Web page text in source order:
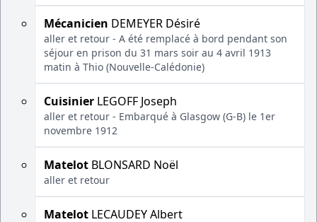
Mécanicien DEMEYER Désiré
aller et retour - A été remplacé à bord pendant son
séjour en prison du 31 mars soir au 4 avril 1913
matin à Thio (Nouvelle-Calédonie)
Cuisinier LEGOFF Joseph
aller et retour - Embarqué à Glasgow (G-B) le 1er
novembre 1912
Matelot BLONSARD Noël
aller et retour
Matelot LECAUDEY Albert